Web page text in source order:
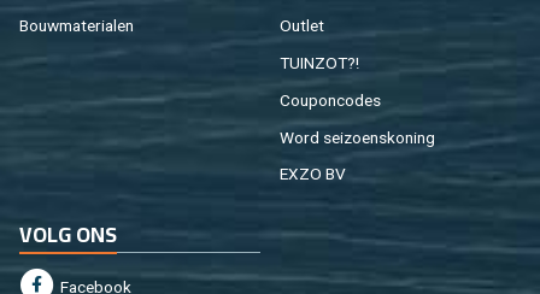
Bouw­ma­te­ri­a­len
Out­let
TUIN­ZOT?!
Cou­pon­co­des
Word sei­zoens­ko­ning
EXZO BV
VOLG ONS
Fa­cebook